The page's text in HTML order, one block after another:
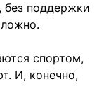
без поддержки
спортом,
И, конечно,